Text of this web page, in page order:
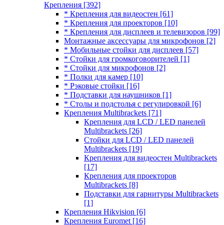
Крепления [392]
* Крепления для видеостен [61]
* Крепления для проекторов [10]
* Крепления для дисплеев и телевизоров [99]
Монтажные аксессуары для микрофонов [2]
* Мобильные стойки для дисплеев [57]
* Стойки для громкоговорителей [1]
* Стойки для микрофонов [2]
* Полки для камер [10]
* Рэковые стойки [16]
* Подставки для наушников [1]
* Столы и подстолья с регулировкой [6]
Крепления Multibrackets [71]
Крепления для LCD / LED панелей
Multibrackets [26]
Стойки для LCD / LED панелей
Multibrackets [19]
Крепления для видеостен Multibrackets
[17]
Крепления для проекторов
Multibrackets [8]
Подставки для гарнитуры Multibrackets
[1]
Крепления Hikvision [6]
Крепления Euromet [16]